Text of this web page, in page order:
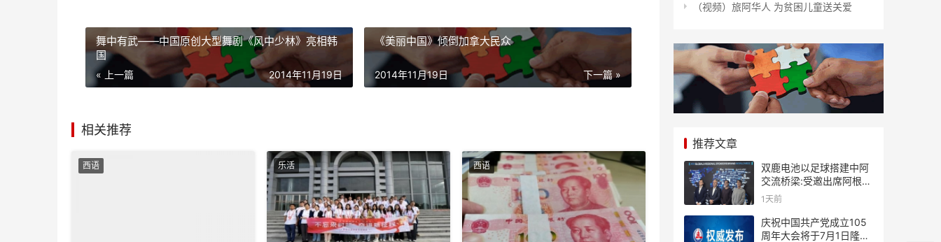
舞中有武——中国原创大型舞剧《风中少林》亮相韩
国
« 上一篇 2014年11月19日
《美丽中国》倾倒加拿大民众
下一篇 »
2014年11月19日
相关推荐
西语 乐活 西语
（视频）旅阿华人 为贫困儿童送关爱
推荐文章
双鹿电池以足球搭建中阿
交流桥梁:受邀出席阿根廷
足协赞助商招待会！
1天前
庆祝中国共产党成立105
周年大会将于7月1日隆重